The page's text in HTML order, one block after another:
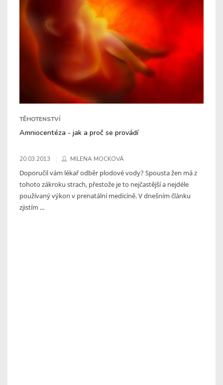
TĚHOTENSTVÍ
Amniocentéza - jak a proč se provádí
20.03.2013 MILENA MOCKOVÁ
Doporučil vám lékař odběr plodové vody? Spousta žen má z
tohoto zákroku strach, přestože je to nejčastější a nejdéle
používaný výkon v prenatální medicíně. V dnešním článku
zjistím ...